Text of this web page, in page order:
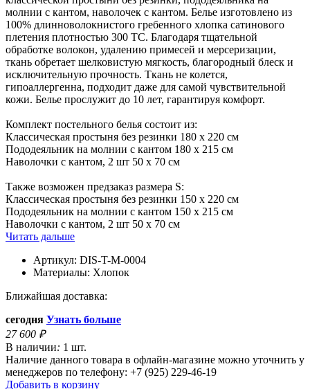
молнии с кантом, наволочек с кантом. Белье изготовлено из
100% длинноволокнистого гребенного хлопка сатинового
плетения плотностью 300 TC. Благодаря тщательной
обработке волокон, удалению примесей и мерсеризации,
ткань обретает шелковистую мягкость, благородный блеск и
исключительную прочность. Ткань не колется,
гипоаллергенна, подходит даже для самой чувствительной
кожи. Белье прослужит до 10 лет, гарантируя комфорт.
Комплект постельного белья состоит из:
Классическая простыня без резинки 180 x 220 см
Пододеяльник на молнии с кантом 180 x 215 см
Наволочки с кантом, 2 шт 50 x 70 см
Также возможен предзаказ размера S:
Классическая простыня без резинки 150 x 220 см
Пододеяльник на молнии с кантом 150 x 215 см
Наволочки с кантом, 2 шт 50 x 70 см
Читать дальше
Артикул: DIS-T-M-0004
Материалы: Хлопок
Ближайшая доставка:
сегодня Узнать больше
27 600 ₽
В наличии: 1 шт.
Наличие данного товара в офлайн-магазине можно уточнить у
менеджеров по телефону: +7 (925) 229-46-19
Добавить в корзину